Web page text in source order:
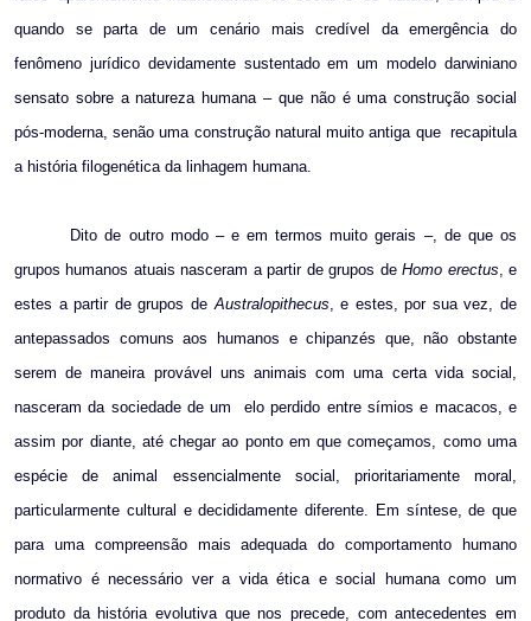
quando se parta de um cenário mais credível da emergência do
fenômeno jurídico devidamente sustentado em um modelo darwiniano
sensato sobre a natureza humana – que não é uma construção social
pós-moderna, senão uma construção natural muito antiga que recapitula
a história filogenética da linhagem humana.
Dito de outro modo – e em termos muito gerais –, de que os
grupos humanos atuais nasceram a partir de grupos deHomo erectus, e
estes a partir de grupos deAustralopithecus, e estes, por sua vez, de
antepassados comuns aos humanos e chipanzés que, não obstante
serem de maneira provável uns animais com uma certa vida social,
nasceram da sociedade de um
elo perdido entre símios e macacos, e
assim por diante, até chegar ao ponto em que começamos, como uma
espécie de animal essencialmente social, prioritariamente moral,
particularmente cultural e decididamente diferente. Em síntese, de que
para uma compreensão mais adequada do comportamento humano
normativo é necessário ver a vida ética e social humana como um
produto da história evolutiva que nos precede, com antecedentes em